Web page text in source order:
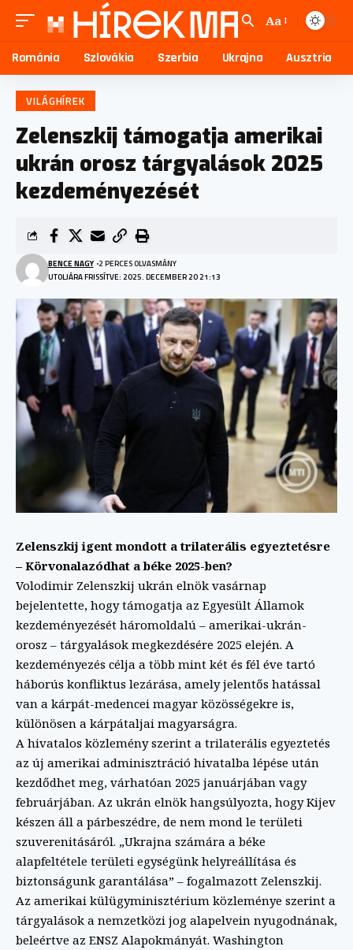
Aa
Románia Szlovákia Szerbia Ukrajna Ausztria
VILÁGHÍREK
Zelenszkij támogatja amerikai
ukrán orosz tárgyalások 2025
kezdeményezését
UTOLJÁRA FRISSÍTVE: 2025. DECEMBER 20 21:13
BENCE NAGY 2 PERCES OLVASMÁNY
Zelenszkij igent mondott a trilaterális egyeztetésre
– Körvonalazódhat a béke 2025-ben?
Volodimir Zelenszkij ukrán elnök vasárnap
bejelentette, hogy támogatja az Egyesült Államok
kezdeményezését háromoldalú – amerikai-ukrán-
orosz – tárgyalások megkezdésére 2025 elején. A
kezdeményezés célja a több mint két és fél éve tartó
háborús konfliktus lezárása, amely jelentős hatással
van a kárpát-medencei magyar közösségekre is,
különösen a kárpátaljai magyarságra.
A hivatalos közlemény szerint a trilaterális egyeztetés
az új amerikai adminisztráció hivatalba lépése után
kezdődhet meg, várhatóan 2025 januárjában vagy
februárjában. Az ukrán elnök hangsúlyozta, hogy Kijev
készen áll a párbeszédre, de nem mond le területi
szuverenitásáról. „Ukrajna számára a béke
alapfeltétele területi egységünk helyreállítása és
biztonságunk garantálása” – fogalmazott Zelenszkij.
Az amerikai külügyminisztérium közleménye szerint a
tárgyalások a nemzetközi jog alapelvein nyugodnának,
beleértve az ENSZ Alapokmányát. Washington